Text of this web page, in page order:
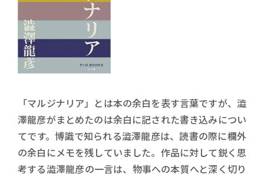
「マルジナリア」とは本の余白を表す言葉ですが、澁
澤龍彦がまとめたのは余白に記された書き込みについ
てです。博識で知られる澁澤龍彦は、読書の際に欄外
の余白にメモを残していました。作品に対して鋭く思
考する澁澤龍彦の一言は、物事への本質へと深く切り